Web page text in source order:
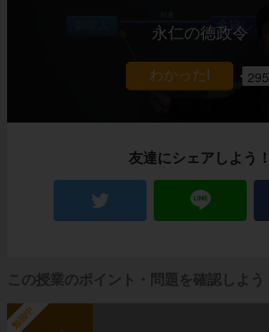
永仁の徳政令
295
友達にシェアしよう！
この授業のポイント・問題を確認しよう
勉強中